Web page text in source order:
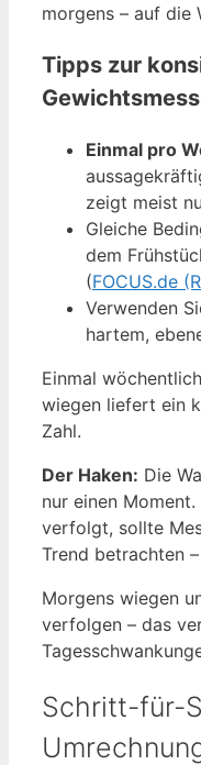
morgens – auf die
Tipps zur
Einmal pro
zeigt meist
Gleiche
dem
(FOCUS.de
Verwenden
hartem,
Einmal
wiegen liefert ein
Zahl.
Der Haken: Die
nur einen
verfolgt, sollte
Trend betrachten
Morgens wiegen
verfolgen – das
Schritt-für-